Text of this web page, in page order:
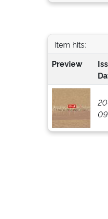
Item hits:
Preview
09